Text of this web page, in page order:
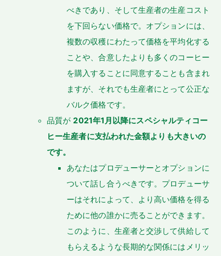
べきであり、そして生産者の生産コスト
を下回らない価格で。オプションには、
複数の収穫にわたって価格を平均化する
ことや、合意したよりも多くのコーヒー
を購入することに同意することも含まれ
ますが、それでも生産者にとって公正な
バルク価格です。
品質が 2021年1月以降にスペシャルティコー
ヒー生産者に支払われた金額よりも大きいの
です。
あなたはプロデューサーとオプションに
ついて話し合うべきです。プロデューサ
ーはそれによって、より高い価格を得る
ために他の誰かに売ることができます。
このように、生産者と交渉して供給して
もらえるような長期的な関係にはメリッ